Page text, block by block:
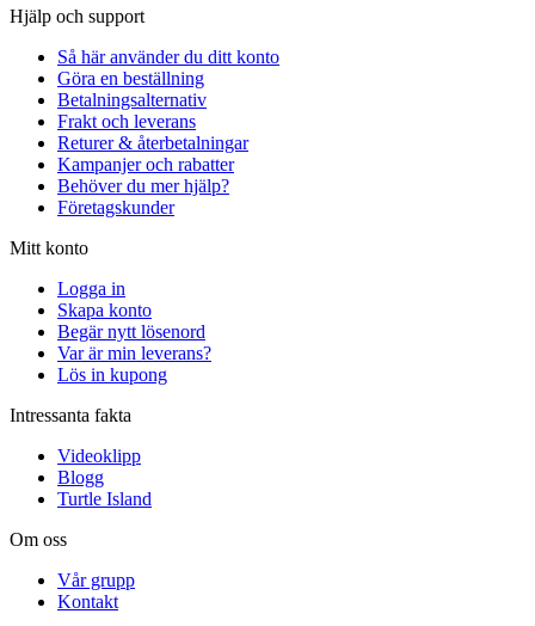
Hjälp och support
Så här använder du ditt konto
Göra en beställning
Betalningsalternativ
Frakt och leverans
Returer & återbetalningar
Kampanjer och rabatter
Behöver du mer hjälp?
Företagskunder
Mitt konto
Logga in
Skapa konto
Begär nytt lösenord
Var är min leverans?
Lös in kupong
Intressanta fakta
Videoklipp
Blogg
Turtle Island
Om oss
Vår grupp
Kontakt